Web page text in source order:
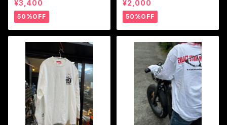
¥3,400
50%OFF
¥2,000
50%OFF